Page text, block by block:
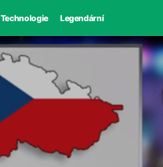
Technologie Legendární